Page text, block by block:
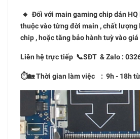
🔸 Đối với main gaming chip dán HQ
thuộc vào từng đời main , chất lượng
chip , hoặc tăng bảo hành tuỳ vào
Liên hệ trực tiếp 📞SĐT & Zalo :
⏱🏡 Thời gian làm việc : 9h - 18h